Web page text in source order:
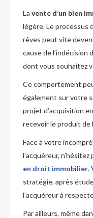
La vente d’un bien
légère. Le processus
rêves peut vite
cause de l’indécision
dont vous souhaitez
Ce comportement
également sur votre
projet d’acquisition
recevoir le produit de
Face à votre
l’acquéreur,
en droit immobilier.
stratégie, après
l’acquéreur à
Par ailleurs, même